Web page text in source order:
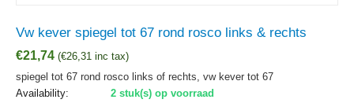
Vw kever spiegel tot 67 rond rosco links & rechts
€21,74 (€26,31 inc tax)
spiegel tot 67 rond rosco links of rechts, vw kever tot 67
Availability:
2 stuk(s) op voorraad